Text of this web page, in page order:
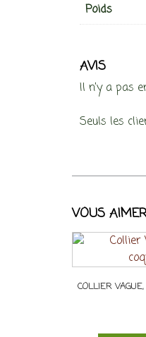
Poids
AVIS
Il n’y a pas
Seuls les
VOUS
COLLIER